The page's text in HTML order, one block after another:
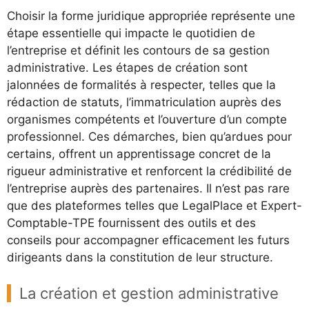
Choisir la forme juridique appropriée représente une
étape essentielle qui impacte le quotidien de
l’entreprise et définit les contours de sa gestion
administrative. Les étapes de création sont
jalonnées de formalités à respecter, telles que la
rédaction de statuts, l’immatriculation auprès des
organismes compétents et l’ouverture d’un compte
professionnel. Ces démarches, bien qu’ardues pour
certains, offrent un apprentissage concret de la
rigueur administrative et renforcent la crédibilité de
l’entreprise auprès des partenaires. Il n’est pas rare
que des plateformes telles que LegalPlace et Expert-
Comptable-TPE fournissent des outils et des
conseils pour accompagner efficacement les futurs
dirigeants dans la constitution de leur structure.
La création et gestion administrative